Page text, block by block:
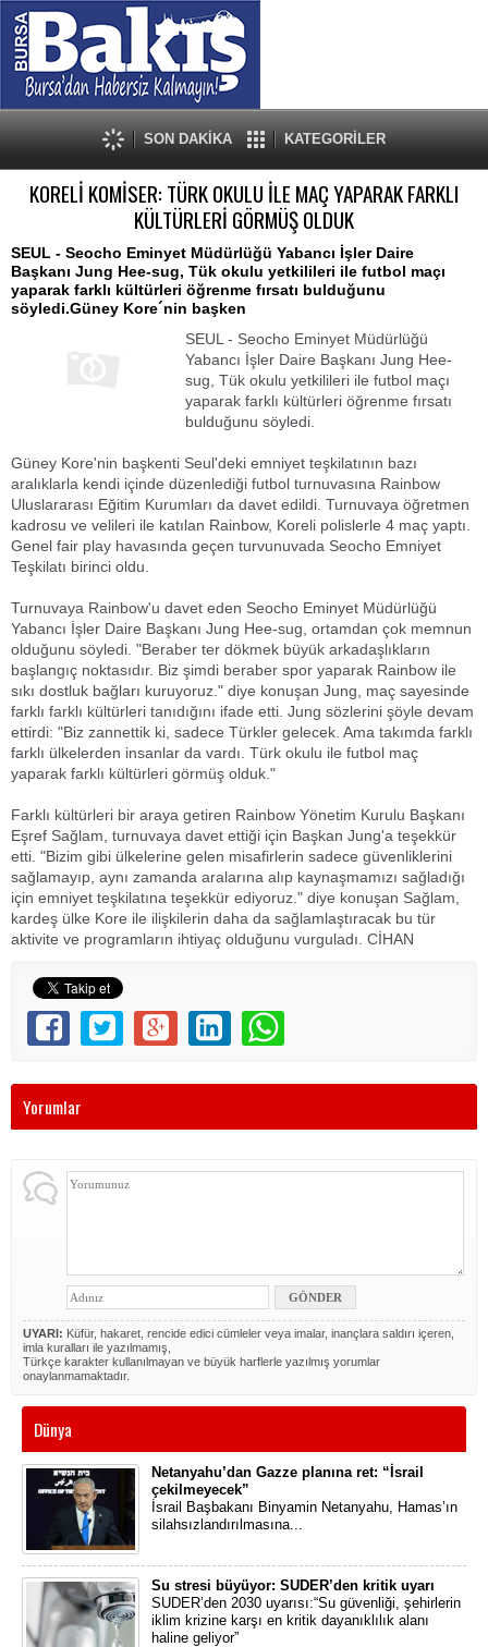
SON DAKİKA KATEGORİLER
KORELİ KOMİSER: TÜRK OKULU İLE MAÇ YAPARAK FARKLI
KÜLTÜRLERİ GÖRMÜŞ OLDUK
SEUL - Seocho Eminyet Müdürlüğü Yabancı İşler Daire
Başkanı Jung Hee-sug, Tük okulu yetkilileri ile futbol maçı
yaparak farklı kültürleri öğrenme fırsatı bulduğunu
söyledi.Güney Kore´nin başken
SEUL - Seocho Eminyet Müdürlüğü
Yabancı İşler Daire Başkanı Jung Hee-
sug, Tük okulu yetkilileri ile futbol maçı
yaparak farklı kültürleri öğrenme fırsatı
bulduğunu söyledi.
Güney Kore'nin başkenti Seul'deki emniyet teşkilatının bazı
aralıklarla kendi içinde düzenlediği futbol turnuvasına Rainbow
Uluslararası Eğitim Kurumları da davet edildi. Turnuvaya öğretmen
kadrosu ve velileri ile katılan Rainbow, Koreli polislerle 4 maç yaptı.
Genel fair play havasında geçen turvunuvada Seocho Emniyet
Teşkilatı birinci oldu.
Turnuvaya Rainbow'u davet eden Seocho Eminyet Müdürlüğü
Yabancı İşler Daire Başkanı Jung Hee-sug, ortamdan çok memnun
olduğunu söyledi. "Beraber ter dökmek büyük arkadaşlıkların
başlangıç noktasıdır. Biz şimdi beraber spor yaparak Rainbow ile
sıkı dostluk bağları kuruyoruz." diye konuşan Jung, maç sayesinde
farklı farklı kültürleri tanıdığını ifade etti. Jung sözlerini şöyle devam
ettirdi: "Biz zannettik ki, sadece Türkler gelecek. Ama takımda farklı
farklı ülkelerden insanlar da vardı. Türk okulu ile futbol maç
yaparak farklı kültürleri görmüş olduk."
Farklı kültürleri bir araya getiren Rainbow Yönetim Kurulu Başkanı
Eşref Sağlam, turnuvaya davet ettiği için Başkan Jung'a teşekkür
etti. "Bizim gibi ülkelerine gelen misafirlerin sadece güvenliklerini
sağlamayıp, aynı zamanda aralarına alıp kaynaşmamızı sağladığı
için emniyet teşkilatına teşekkür ediyoruz." diye konuşan Sağlam,
kardeş ülke Kore ile ilişkilerin daha da sağlamlaştıracak bu tür
aktivite ve programların ihtiyaç olduğunu vurguladı. CİHAN
Yorumlar
UYARI: Küfür, hakaret, rencide edici cümleler veya imalar, inançlara saldırı içeren,
imla kuralları ile yazılmamış,
Türkçe karakter kullanılmayan ve büyük harflerle yazılmış yorumlar
onaylanmamaktadır.
Dünya
Netanyahu’dan Gazze planına ret: “İsrail
çekilmeyecek”
İsrail Başbakanı Binyamin Netanyahu, Hamas’ın
silahsızlandırılmasına...
Su stresi büyüyor: SUDER’den kritik uyarı
SUDER’den 2030 uyarısı:“Su güvenliği, şehirlerin
iklim krizine karşı en kritik dayanıklılık alanı
haline geliyor”